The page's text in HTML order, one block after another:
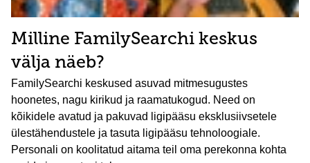
Milline FamilySearchi keskus
välja näeb?
FamilySearchi keskused asuvad mitmesugustes
hoonetes, nagu kirikud ja raamatukogud. Need on
kõikidele avatud ja pakuvad ligipääsu eksklusiivsetele
ülestähendustele ja tasuta ligipääsu tehnoloogiale.
Personali on koolitatud aitama teil oma perekonna kohta